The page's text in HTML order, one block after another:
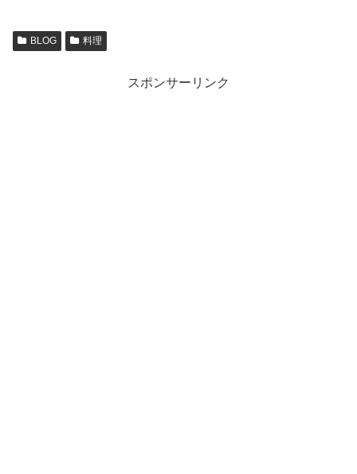
BLOG 料理
スポンサーリンク